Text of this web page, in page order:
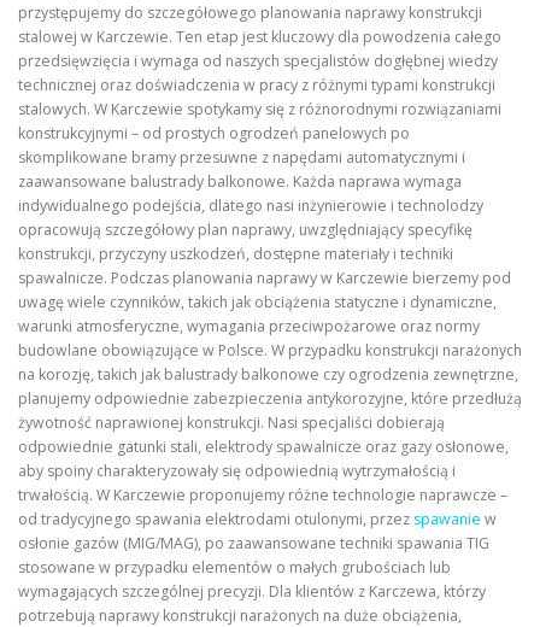
przystępujemy do szczegółowego planowania naprawy konstrukcji
stalowej w Karczewie. Ten etap jest kluczowy dla powodzenia całego
przedsięwzięcia i wymaga od naszych specjalistów dogłębnej wiedzy
technicznej oraz doświadczenia w pracy z różnymi typami konstrukcji
stalowych. W Karczewie spotykamy się z różnorodnymi rozwiązaniami
konstrukcyjnymi – od prostych ogrodzeń panelowych po
skomplikowane bramy przesuwne z napędami automatycznymi i
zaawansowane balustrady balkonowe. Każda naprawa wymaga
indywidualnego podejścia, dlatego nasi inżynierowie i technolodzy
opracowują szczegółowy plan naprawy, uwzględniający specyfikę
konstrukcji, przyczyny uszkodzeń, dostępne materiały i techniki
spawalnicze. Podczas planowania naprawy w Karczewie bierzemy pod
uwagę wiele czynników, takich jak obciążenia statyczne i dynamiczne,
warunki atmosferyczne, wymagania przeciwpożarowe oraz normy
budowlane obowiązujące w Polsce. W przypadku konstrukcji narażonych
na korozję, takich jak balustrady balkonowe czy ogrodzenia zewnętrzne,
planujemy odpowiednie zabezpieczenia antykorozyjne, które przedłużą
żywotność naprawionej konstrukcji. Nasi specjaliści dobierają
odpowiednie gatunki stali, elektrody spawalnicze oraz gazy osłonowe,
aby spoiny charakteryzowały się odpowiednią wytrzymałością i
trwałością. W Karczewie proponujemy różne technologie naprawcze –
od tradycyjnego spawania elektrodami otulonymi, przez spawanie w
osłonie gazów (MIG/MAG), po zaawansowane techniki spawania TIG
stosowane w przypadku elementów o małych grubościach lub
wymagających szczególnej precyzji. Dla klientów z Karczewa, którzy
potrzebują naprawy konstrukcji narażonych na duże obciążenia,